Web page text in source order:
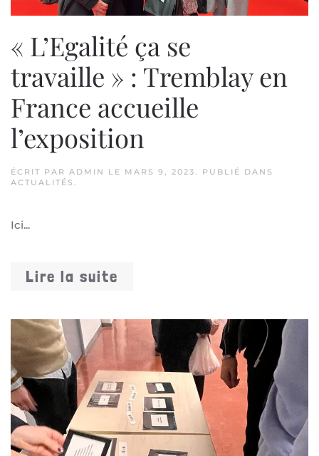
« L’Egalité ça se
travaille » : Tremblay en
France accueille
l’exposition
ÉCRIT PAR ADMIN LE MARS 9, 2023
. PUBLIÉ DANS
ACTUALITÉS
Ici...
Lire la suite